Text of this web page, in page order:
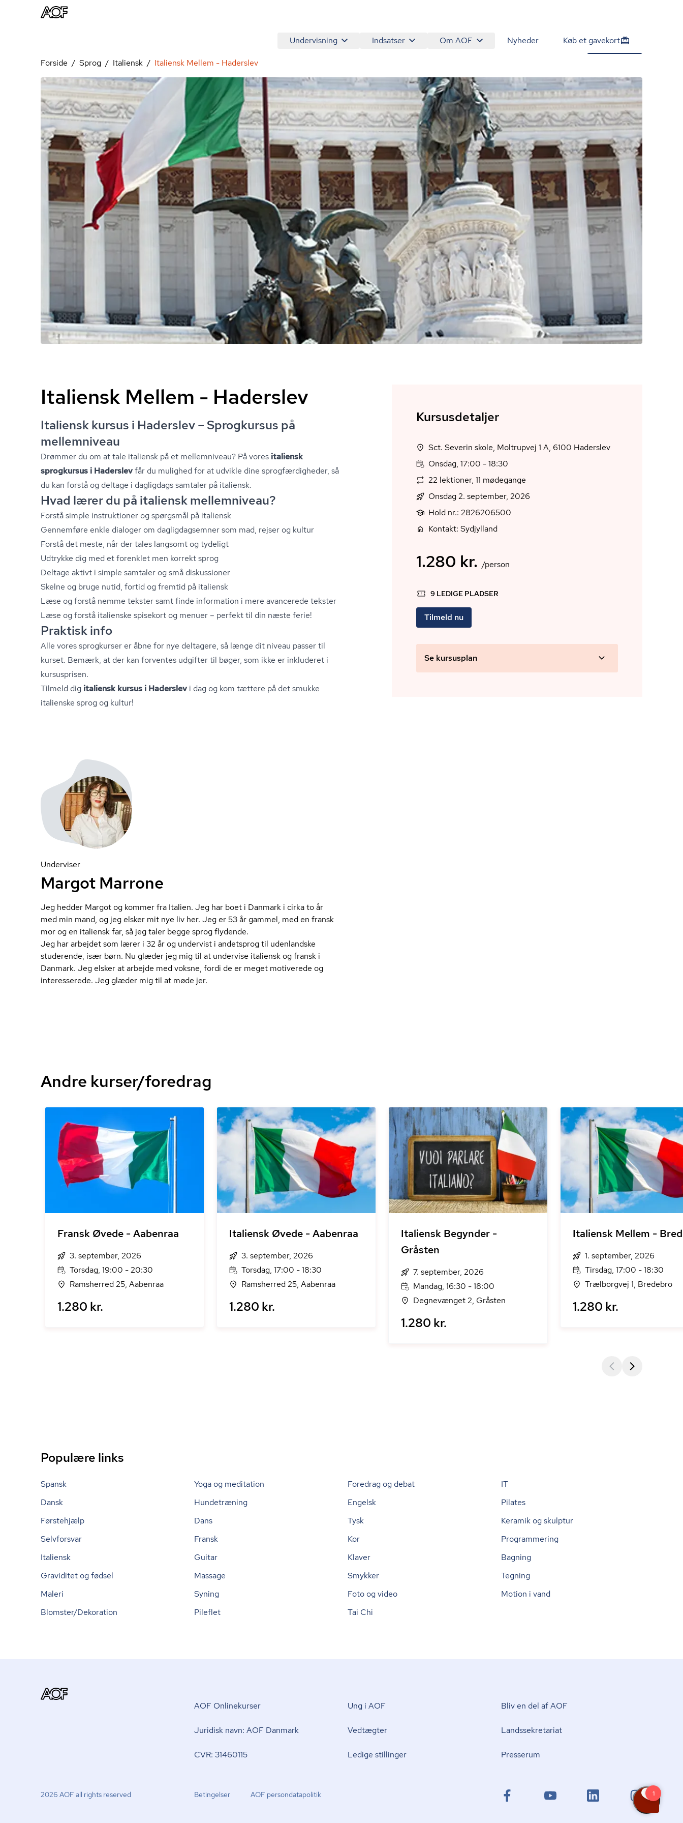
Undervisning Indsatser Om AOF Nyheder Køb et gavekort
Forside Sprog Italiensk Italiensk Mellem - Haderslev
1.280 kr. /person Tilmeld nu
Italiensk Mellem - Haderslev
Italiensk kursus i Haderslev – Sprogkursus på
mellemniveau
Drømmer du om at tale italiensk på et mellemniveau? På vores italiensk
sprogkursus i Haderslevfår du mulighed for at udvikle dine sprog­fær­dig­he­der, så
du kan forstå og deltage i dagligdags samtaler på italiensk.
Hvad lærer du på italiensk mellemniveau?
Forstå simple instruktioner og spørgsmål på italiensk
Gennemføre enkle dialoger om dag­lig­dagsem­ner som mad, rejser og kultur
Forstå det meste, når der tales langsomt og tydeligt
Udtrykke dig med et forenklet men korrekt sprog
Deltage aktivt i simple samtaler og små diskussioner
Skelne og bruge nutid, fortid og fremtid på italiensk
Læse og forstå nemme tekster samt finde information i mere avancerede tekster
Læse og forstå italienske spisekort og menuer – perfekt til din næste ferie!
Praktisk info
Alle vores sprogkurser er åbne for nye deltagere, så længe dit niveau passer til
kurset. Bemærk, at der kan forventes udgifter til bøger, som ikke er inkluderet i
kursusprisen.
Tilmeld dig italiensk kursus i Haderslev i dag og kom tættere på det smukke
italienske sprog og kultur!
Kursusdetaljer
Sct. Severin skole, Moltrupvej 1 A, 6100 Haderslev
Onsdag, 17:00 - 18:30
22 lektioner, 11 mødegange
Onsdag 2. september, 2026
Hold nr.: 2826206500
Kontakt: Sydjylland
1.280 kr. /person
9 LEDIGE PLADSER
Tilmeld nu
Se kursusplan
Underviser
Margot Marrone
Jeg hedder Margot og kommer fra Italien. Jeg har boet i Danmark i cirka to år
med min mand, og jeg elsker mit nye liv her. Jeg er 53 år gammel, med en fransk
mor og en italiensk far, så jeg taler begge sprog flydende.
Jeg har arbejdet som lærer i 32 år og undervist i andetsprog til udenlandske
studerende, især børn. Nu glæder jeg mig til at undervise italiensk og fransk i
Danmark. Jeg elsker at arbejde med voksne, fordi de er meget motiverede og
interesserede. Jeg glæder mig til at møde jer.
Andre kurser/foredrag
Fransk Øvede - Aabenraa
3. september, 2026
Torsdag, 19:00 - 20:30
Ramsherred 25, Aabenraa
1.280 kr.
Italiensk Øvede - Aabenraa
3. september, 2026
Torsdag, 17:00 - 18:30
Ramsherred 25, Aabenraa
1.280 kr.
Italiensk Begynder -
Gråsten
7. september, 2026
Mandag, 16:30 - 18:00
Degnevænget 2, Gråsten
1.280 kr.
Italiensk Mellem -
1. september, 2026
Tirsdag, 17:00 - 18:30
Trælborgvej 1, Bredebro
1.280 kr.
Populære links
Spansk Yoga og meditation Foredrag og debat
IT
Dansk
Hundetræning Engelsk
Pilates
Førstehjælp
Dans Tysk
Keramik og skulptur
Selvforsvar
Fransk Kor
Programmering
Italiensk
Guitar Klaver
Bagning
Graviditet og fødsel
Massage Smykker
Tegning
Maleri
Syning Foto og video
Motion i vand
Blomster/Dekoration
Pileflet Tai Chi
AOF Onlinekurser
Juridisk navn: AOF Danmark
CVR: 31460115
Ung i AOF
Vedtægter
Ledige stillinger
Bliv en del af AOF
Lands­se­kre­ta­ri­at
Presserum
2026 AOF all rights reserved Betingelser
AOF per­son­da­ta­po­li­tik
instagram.com